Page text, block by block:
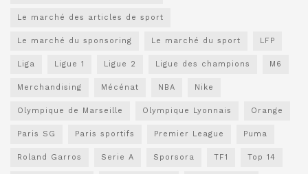
Le marché des articles de sport
Le marché du sponsoring Le marché du sport LFP
Liga Ligue 1 Ligue 2 Ligue des champions M6
Merchandising Mécénat NBA Nike
Olympique de Marseille Olympique Lyonnais Orange
Paris SG Paris sportifs Premier League Puma
Roland Garros Serie A Sporsora TF1 Top 14